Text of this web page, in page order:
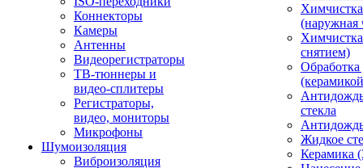
Коннекторы
Камеры
Антенны
Видеорегистраторы
ТВ-тюннеры и
видео-сплитеры
Регистраторы,
видео, мониторы
Микрофоны
Шумоизоляция
Виброизоляция
(наружная
снятием)
Обработка
стекла
Жидкое
Керамика